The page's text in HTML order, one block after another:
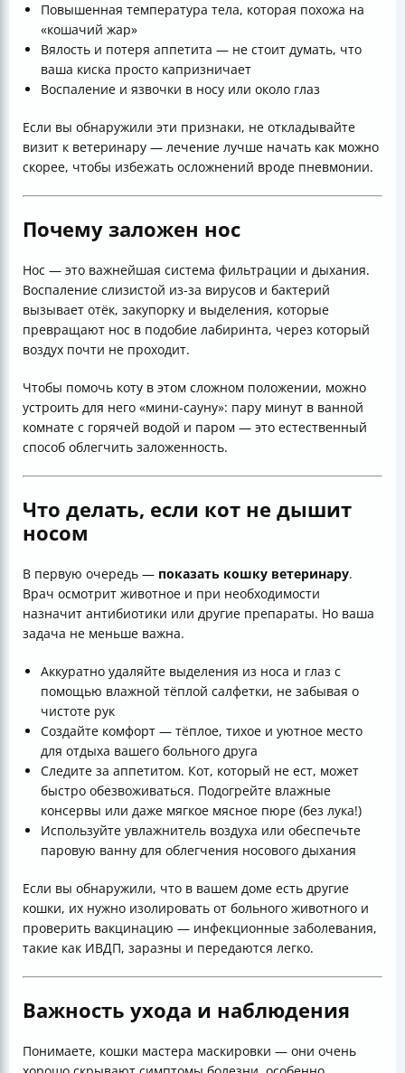
Повышенная температура тела, которая похожа на
«кошачий жар»
Вялость и потеря аппетита — не стоит думать, что
ваша киска просто капризничает
Воспаление и язвочки в носу или около глаз
Если вы обнаружили эти признаки, не откладывайте
визит к ветеринару — лечение лучше начать как можно
скорее, чтобы избежать осложнений вроде пневмонии.
Почему заложен нос
Нос — это важнейшая система фильтрации и дыхания.
Воспаление слизистой из-за вирусов и бактерий
вызывает отёк, закупорку и выделения, которые
превращают нос в подобие лабиринта, через который
воздух почти не проходит.
Чтобы помочь коту в этом сложном положении, можно
устроить для него «мини-сауну»: пару минут в ванной
комнате с горячей водой и паром — это естественный
способ облегчить заложенность.
Что делать, если кот не дышит
носом
В первую очередь — показать кошку ветеринару.
Врач осмотрит животное и при необходимости
назначит антибиотики или другие препараты. Но ваша
задача не меньше важна.
Аккуратно удаляйте выделения из носа и глаз с
помощью влажной тёплой салфетки, не забывая о
чистоте рук
Создайте комфорт — тёплое, тихое и уютное место
для отдыха вашего больного друга
Следите за аппетитом. Кот, который не ест, может
быстро обезвоживаться. Подогрейте влажные
консервы или даже мягкое мясное пюре (без лука!)
Используйте увлажнитель воздуха или обеспечьте
паровую ванну для облегчения носового дыхания
Если вы обнаружили, что в вашем доме есть другие
кошки, их нужно изолировать от больного животного и
проверить вакцинацию — инфекционные заболевания,
такие как ИВДП, заразны и передаются легко.
Важность ухода и наблюдения
Понимаете, кошки мастера маскировки — они очень